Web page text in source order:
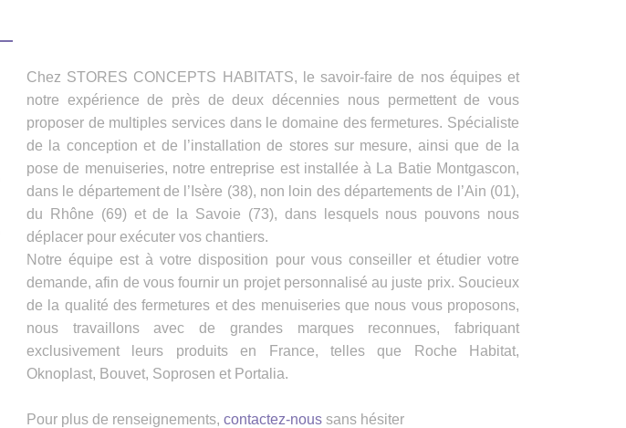
Chez STORES CONCEPTS HABITATS, le savoir-faire de nos équipes et
notre expérience de près de deux décennies nous permettent de vous
proposer de multiples services dans le domaine des fermetures. Spécialiste
de la conception et de l’installation de stores sur mesure, ainsi que de la
pose de menuiseries, notre entreprise est installée à La Batie Montgascon,
dans le département de l’Isère (38), non loin des départements de l’Ain (01),
du Rhône (69) et de la Savoie (73), dans lesquels nous pouvons nous
déplacer pour exécuter vos chantiers.
Notre équipe est à votre disposition pour vous conseiller et étudier votre
demande, afin de vous fournir un projet personnalisé au juste prix. Soucieux
de la qualité des fermetures et des menuiseries que nous vous proposons,
nous travaillons avec de grandes marques reconnues, fabriquant
exclusivement leurs produits en France, telles que Roche Habitat,
Oknoplast, Bouvet, Soprosen et Portalia.
Pour plus de renseignements, contactez-nous sans hésiter